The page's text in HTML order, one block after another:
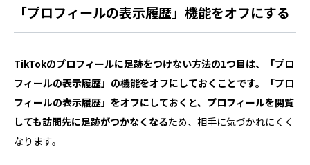
「プロフィールの表示履歴」機能をオフにする
TikTokのプロフィールに足跡をつけない方法の1つ目は、「プロ
フィールの表示履歴」の機能をオフにしておくことです。「プロ
フィールの表示履歴」をオフにしておくと、プロフィールを閲覧
しても訪問先に足跡がつかなくなるため、相手に気づかれにくく
なります。